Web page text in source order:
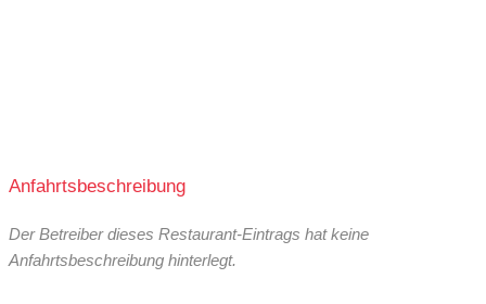
Anfahrtsbeschreibung
Der Betreiber dieses Restaurant-Eintrags hat keine
Anfahrtsbeschreibung hinterlegt.